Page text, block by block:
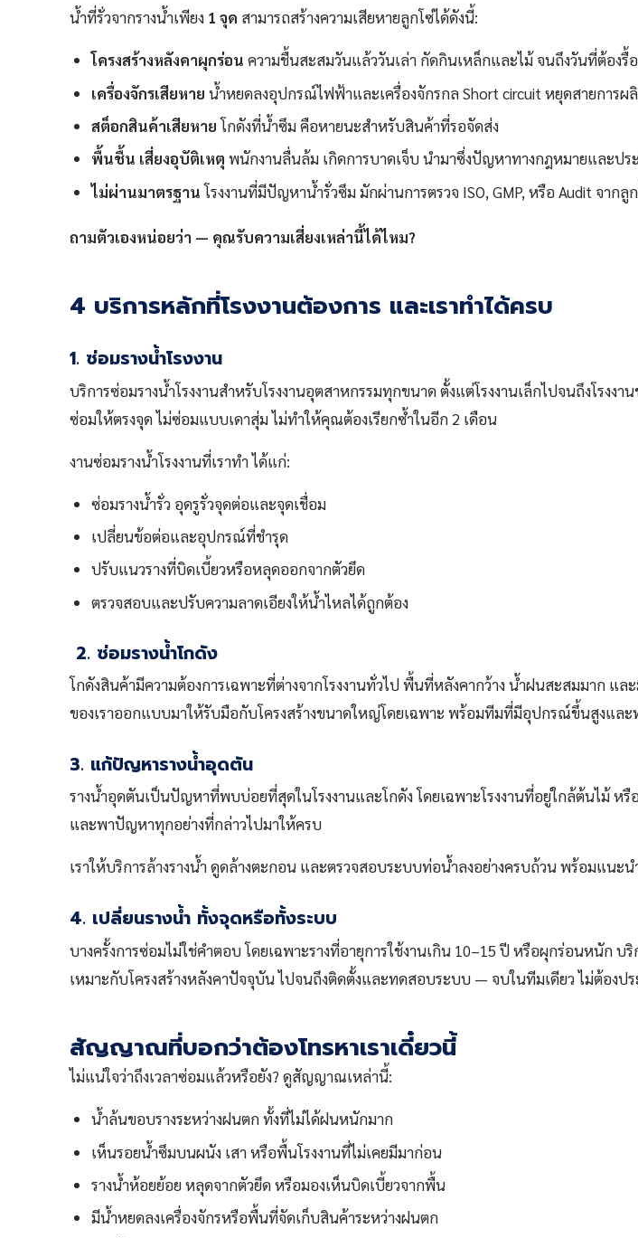
น้ำที่รั่วจากรางน้ำเพียง 1 จุด สามารถสร้างความเสียหายลูกโซ่ได้ดังนี้:
โครงสร้างหลังคาผุกร่อน ความชื้นสะสมวันแล้ววันเล่า กัดกินเหล็กและไม้ จนถึงวันที่ต้องรื้
เครื่องจักรเสียหาย น้ำหยดลงอุปกรณ์ไฟฟ้าและเครื่องจักรกล Short circuit หยุดสายการ
สต็อกสินค้าเสียหายโกดังที่น้ำซึม คือหายนะสำหรับสินค้าที่รอจัดส่ง
พื้นชื้น เสี่ยงอุบัติเหตุ พนักงานลื่นล้ม เกิดการบาดเจ็บ นำมาซึ่งปัญหาทางกฎหมายและปร
ไม่ผ่านมาตรฐานโรงงานที่มีปัญหาน้ำรั่วซึม มักผ่านการตรวจ ISO, GMP, หรือ Audit จากลู
ถามตัวเองหน่อยว่า — คุณรับความเสี่ยงเหล่านี้ได้ไหม?
4 บริการหลักที่โรงงานต้องการ และเราทำได้ครบ
1. ซ่อมรางน้ำโรงงาน
บริการซ่อมรางน้ำโรงงานสำหรับโรงงานอุตสาหกรรมทุกขนาด ตั้งแต่โรงงานเล็กไปจนถึงโรง
ซ่อมให้ตรงจุด ไม่ซ่อมแบบเดาสุ่ม ไม่ทำให้คุณต้องเรียกซ้ำในอีก 2 เดือน
งานซ่อมรางน้ำโรงงานที่เราทำ ได้แก่:
ซ่อมรางน้ำรั่ว อุดรูรั่วจุดต่อและจุดเชื่อม
เปลี่ยนข้อต่อและอุปกรณ์ที่ชำรุด
ปรับแนวรางที่บิดเบี้ยวหรือหลุดออกจากตัวยึด
ตรวจสอบและปรับความลาดเอียงให้น้ำไหลได้ถูกต้อง
2. ซ่อมรางน้ำโกดัง
โกดังสินค้ามีความต้องการเฉพาะที่ต่างจากโรงงานทั่วไป พื้นที่หลังคากว้าง น้ำฝนสะสมมาก แ
ของเราออกแบบมาให้รับมือกับโครงสร้างขนาดใหญ่โดยเฉพาะ พร้อมทีมที่มีอุปกรณ์ขึ้นสูงและ
3. แก้ปัญหารางน้ำอุดตัน
รางน้ำอุดตันเป็นปัญหาที่พบบ่อยที่สุดในโรงงานและโกดัง โดยเฉพาะโรงงานที่อยู่ใกล้ต้นไม้
และพาปัญหาทุกอย่างที่กล่าวไปมาให้ครบ
เราให้บริการล้างรางน้ำ ดูดล้างตะกอน และตรวจสอบระบบท่อน้ำลงอย่างครบถ้วน พร้อมแนะ
4. เปลี่ยนรางน้ำ ทั้งจุดหรือทั้งระบบ
บางครั้งการซ่อมไม่ใช่คำตอบ โดยเฉพาะรางที่อายุการใช้งานเกิน 10–15 ปี หรือผุกร่อนหนัก บริ
เหมาะกับโครงสร้างหลังคาปัจจุบัน ไปจนถึงติดตั้งและทดสอบระบบ — จบในทีมเดียว ไม่ต้องปร
สัญญาณที่บอกว่าต้องโทรหาเราเดี๋ยวนี้
ไม่แน่ใจว่าถึงเวลาซ่อมแล้วหรือยัง? ดูสัญญาณเหล่านี้:
น้ำล้นขอบรางระหว่างฝนตก ทั้งที่ไม่ได้ฝนหนักมาก
เห็นรอยน้ำซึมบนผนัง เสา หรือพื้นโรงงานที่ไม่เคยมีมาก่อน
รางน้ำห้อยย้อย หลุดจากตัวยึด หรือมองเห็นบิดเบี้ยวจากพื้น
มีน้ำหยดลงเครื่องจักรหรือพื้นที่จัดเก็บสินค้าระหว่างฝนตก